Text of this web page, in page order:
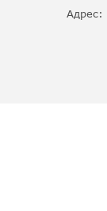
Адрес: